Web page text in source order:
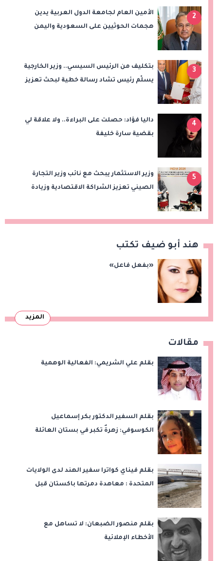
2
الأمين العام لجامعة الدول العربية يدين
هجمات الحوثيين على السعودية واليمن
3
بتكليف من الرئيس السيسي.. وزير الخارجية
يسلّم رئيس تشاد رسالة خطية لبحث تعزيز
4
داليا فؤاد: حصلت على البراءة.. ولا علاقة لي
بقضية سارة خليفة
5
وزير الاستثمار يبحث مع نائب وزير التجارة
الصيني تعزيز الشراكة الاقتصادية وزيادة
هند أبو ضيف تكتب
«بفعل فاعل»
المزيد
مقالات
بقلم علي الشريمي: الفعالية الوهمية
بقلم السفير الدكتور بكر إسماعيل
الكوسوفي: زهرةٌ تكبر في بستان العائلة
بقلم فيناي كواترا سفير الهند لدى الولايات
المتحدة : معاهدة دمرتها باكستان قبل
بقلم منصور الضبعان: لا تساهل مع
الأخطاء الإملائية